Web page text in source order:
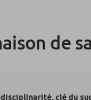
de
clé du